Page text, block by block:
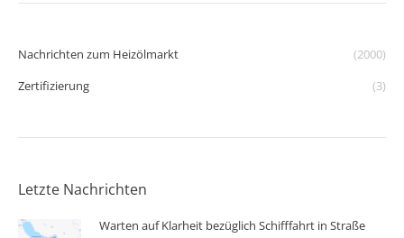
Nachrichten zum Heizölmarkt
(2000)
Zertifizierung
(3)
Letzte Nachrichten
Warten auf Klarheit bezüglich Schifffahrt in Straße